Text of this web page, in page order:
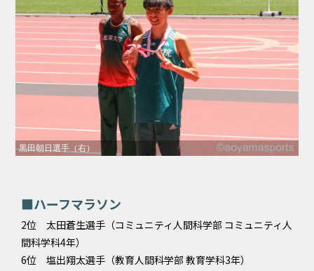
黒田朝日選手（右）
■ハーフマラソン
2位 太田蒼生選手（コミュニティ人間科学部 コミュニティ人
間科学科4年）
6位 塩出翔太選手（教育人間科学部 教育学科3年）